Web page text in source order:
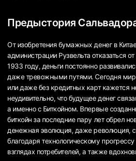
Предыстория
От изобретения бумажных денег в
администрации Рузвельта отказаться от
1933 году, деньги постоянно
даже тревожными путями. Сегодня
или даже без кредитных карт кажется
неудивительно, что будущее денег
а именно с Биткойном. Впервые
биткойн за последние пару лет обрел
денежная эволюция, даже революция,
благодаря технологическому
взглядах потребителей, а также